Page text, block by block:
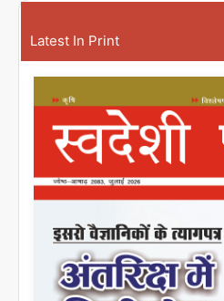
Latest In Print